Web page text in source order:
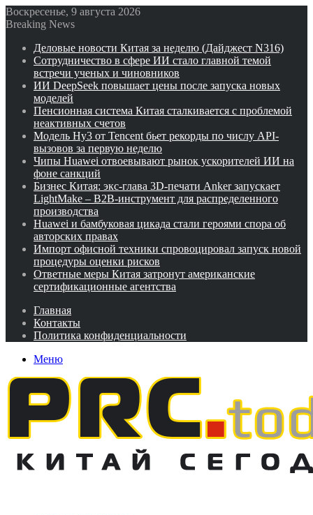
Воскресенье, 9 августа 2026
Breaking News
Деловые новости Китая за неделю (Дайджест N316)
Сотрудничество в сфере ИИ стало главной темой
встречи ученых и чиновников
ИИ DeepSeek повышает цены после запуска новых
моделей
Пенсионная система Китая сталкивается с проблемой
неактивных счетов
Модель Hy3 от Tencent бьет рекорды по числу API-
вызовов за первую неделю
Чипы Huawei отвоевывают рынок ускорителей ИИ на
фоне санкций
Бизнес Китая: экс-глава 3D-печати Anker запускает
LightMake – B2B-инструмент для распределенного
производства
Huawei и бамбуковая цикада стали героями спора об
авторских правах
Импорт офисной техники спровоцировал запуск новой
процедуры оценки рисков
Ответные меры Китая затронут американские
сертификационные агентства
Главная
Контакты
Политика конфиденциальности
Меню